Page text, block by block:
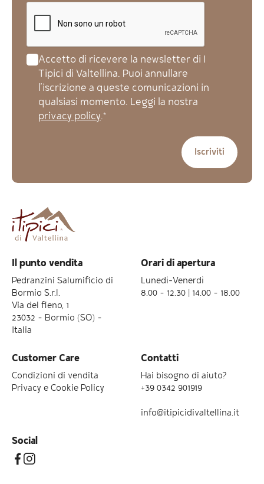
Accetto di ricevere la newsletter di I
Tipici di Valtellina. Puoi annullare
l'iscrizione a queste comunicazioni in
qualsiasi momento. Leggi la nostra
privacy policy.*
Il punto vendita
Pedranzini Salumificio di
Bormio S.r.l.
Via del fieno, 1
23032 – Bormio (SO) –
Italia
Orari di apertura
Lunedì-Venerdì
8.00 – 12.30 | 14.00 – 18.00
Customer Care
Condizioni di vendita
Privacy e Cookie Policy
Contatti
Hai bisogno di aiuto?
+39 0342 901919
info@itipicidivaltellina.it
Social